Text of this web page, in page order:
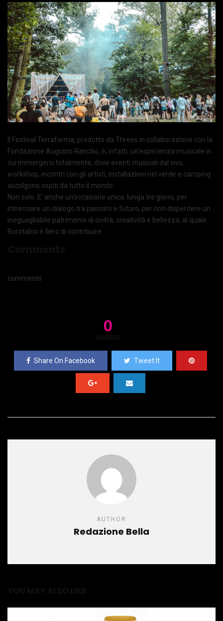
Il Festival Terraforma, prodotto da Threes in collaborazione con la
Fondazione Augusto Rancilio, è, infatti, un’esperienza musicale in
cui immergersi totalmente, dove eventi musicali dal vivo,
workshop, incontri con gli artisti, installazioni nel verde e camping
accolgono ospiti da tutto il mondo.
Non solo. E’ anche un’occasione unica, lunga tre giorni, per
intrecciare un dialogo tra passato e futuro, per non disperdere un
ineguagliabile patrimonio di civiltà, creatività e bellezza, al quale
Borotalco è fiero di contribuire.
comments
0
SHARES
Share On Facebook Tweet It
AUTHOR
Redazione Bella